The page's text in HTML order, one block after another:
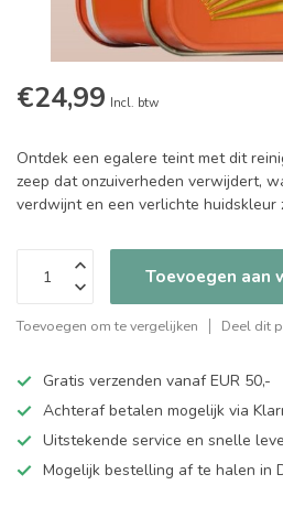
€24,99 Incl. btw
Ontdek een egalere teint met dit
zeep dat onzuiverheden verwijdert,
verdwijnt en een verlichte huidskleur
Toevoegen aan
Toevoegen om te vergelijken Deel dit
Gratis verzenden vanaf EUR 50,-
Achteraf betalen mogelijk via
Uitstekende service en snelle
Mogelijk bestelling af te halen in